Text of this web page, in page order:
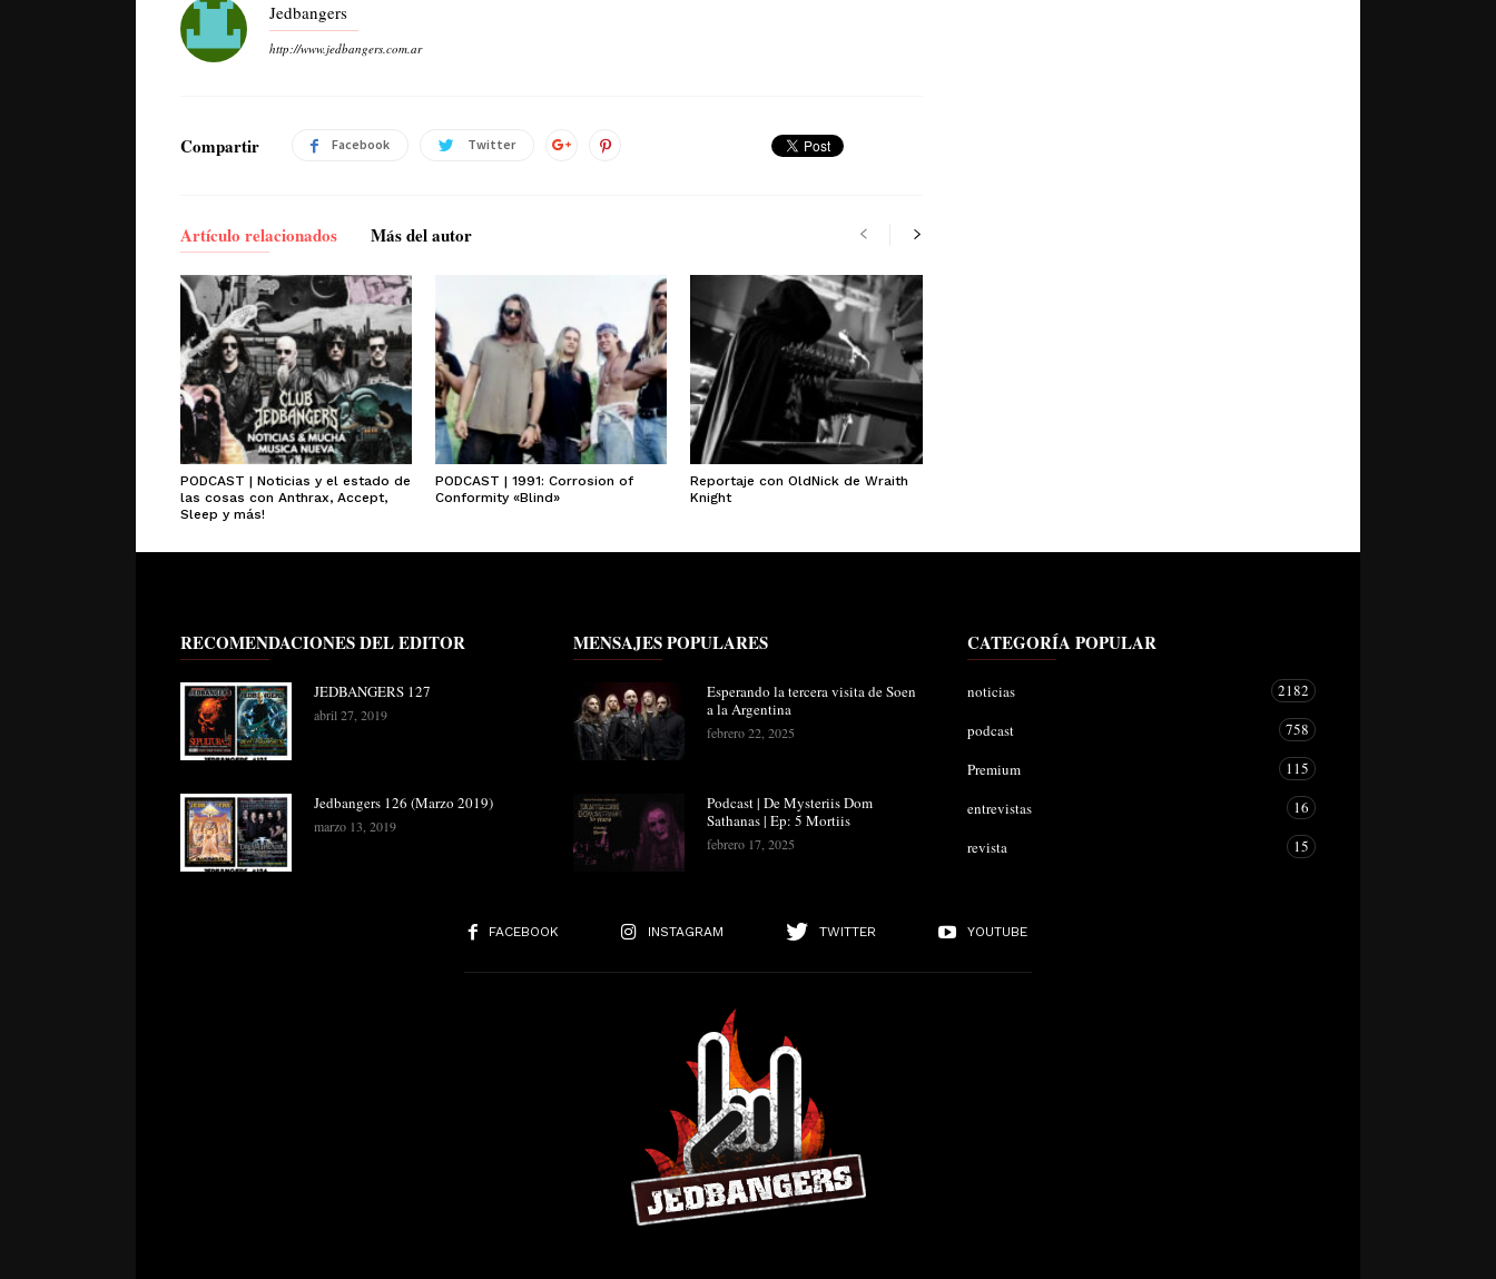
Jedbangers
http://www.jedbangers.com.ar
Compartir Facebook Twitter
Artículo relacionados Más del autor
PODCAST | Noticias y el estado de
las cosas con Anthrax, Accept,
Sleep y más!
PODCAST | 1991: Corrosion of
Conformity «Blind»
Reportaje con OldNick de Wraith
Knight
RECOMENDACIONES DEL EDITOR
JEDBANGERS 127
abril 27, 2019
Jedbangers 126 (Marzo 2019)
marzo 13, 2019
MENSAJES POPULARES
Esperando la tercera visita de Soen
a la Argentina
febrero 22, 2025
Podcast | De Mysteriis Dom
Sathanas | Ep: 5 Mortiis
febrero 17, 2025
CATEGORÍA POPULAR
noticias
2182
podcast
758
Premium
115
entrevistas
16
revista
15
FACEBOOK INSTAGRAM TWITTER YOUTUBE